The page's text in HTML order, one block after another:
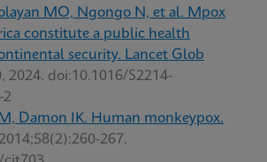
MO, Ngongo N, et al. Mpox
constitute a public health
security. Lancet Glob
2024. doi:10.1016/S2214-
2
Damon IK. Human monkeypox.
267.